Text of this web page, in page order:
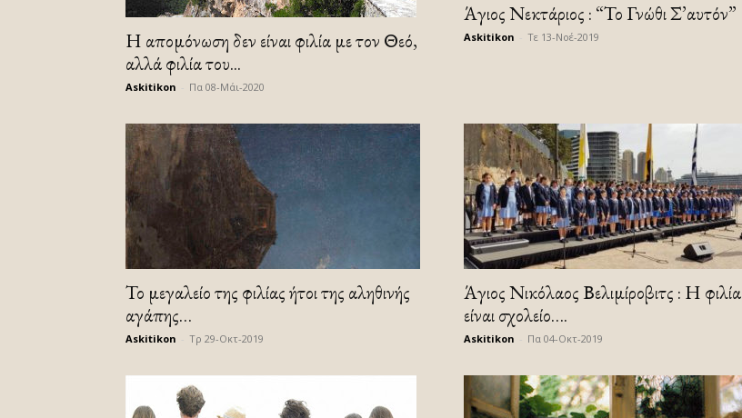
Η απομόνωση δεν είναι φιλία με τον Θεό,
αλλά φιλία του...
Askitikon Πα 08-Μάι-2020
Άγιος Νεκτάριος : “Το Γνώθι Σ’αυτόν”
Askitikon Τε 13-Νοέ-2019
Το μεγαλείο της φιλίας ήτοι της αληθινής
αγάπης…
Askitikon Τρ 29-Οκτ-2019
Άγιος Νικόλαος Βελιμίροβιτς : Η φιλία
είναι σχολείο….
Askitikon Πα 04-Οκτ-2019